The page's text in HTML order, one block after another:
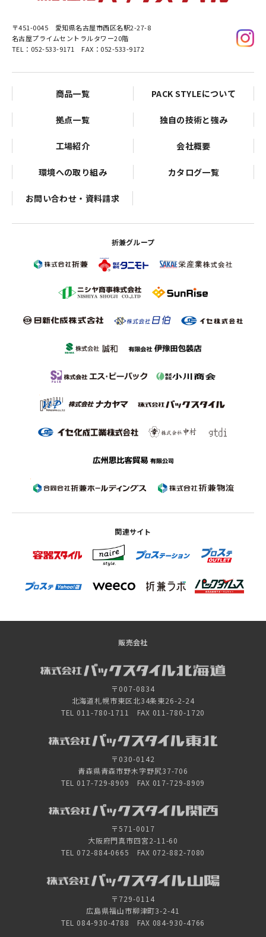
〒451-0045 愛知県名古屋市西区名駅2-27-8
名古屋プライムセントラルタワー20階
TEL：052-533-9171 FAX：052-533-9172
商品一覧 PACK STYLEについて
拠点一覧 独自の技術と強み
工場紹介 会社概要
環境への取り組み カタログ一覧
お問い合わせ・資料請求
折兼グループ
関連サイト
販売会社
〒007-0834
北海道札幌市東区北34条東26-2-24
TEL 011-780-1711 FAX 011-780-1720
〒030-0142
青森県青森市野木字野尻37-706
TEL 017-729-8909 FAX 017-729-8909
〒571-0017
大阪府門真市四宮2-11-60
TEL 072-884-0665 FAX 072-882-7080
〒729-0114
広島県福山市柳津町3-2-41
TEL 084-930-4788 FAX 084-930-4766